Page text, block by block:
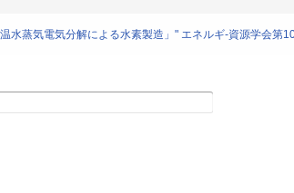
水蒸気電気分解による水素製造」" エネルギ-資源学会第